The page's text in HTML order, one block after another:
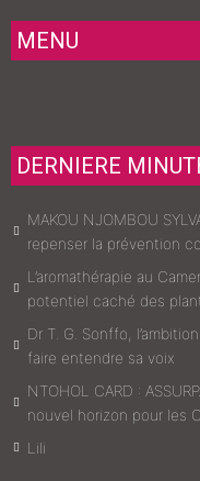
MENU
DERNIERE
MAKOU NJOMBOU
repenser la prévention
L’aromathérapie au
potentiel caché des
Dr T. G. Sonffo,
faire entendre sa voix
NTOHOL CARD :
nouvel horizon pour les
Lili